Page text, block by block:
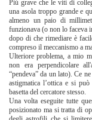
Più grave che le viti di
una asola troppo grande e
almeno un paio di
funzionava (o non lo faceva
dopo di che rimediare è
compreso il meccanismo a
Ulteriore problema, a mio
non era perpendicolare
“pendeva” da un lato). Ce
astigmatica l’ottica e si
basetta del cercatore stesso.
Una volta eseguite tutte
posizionato ma si tratta di